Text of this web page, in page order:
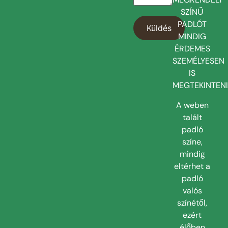
Minden Classen® laminált padlót szigorú
tesztek sorozatán vesznek át annak
érdekében, hogy megfeleljenek a nemzetközi
minőségi szabványoknak, ezért minden
termékre kiterjedt lakossági garanciát adunk.
A kiváló minőségű Authentic dombornyomott
szerkezetek elegáns kontrasztot és izgalmas
multi-fényes hatást mutatnak, amely a fényt
eltérően visszaverő matt és fényes elemekkel
emeli ki a szerkezet mélységét. A szinkron
pórusok követik a decor erezetét, vagyis
SZÍNŰ
PADLÓT
MINDIG
ÉRDEMES
SZEMÉLYESEN
IS
A weben
talált
padló
színe,
mindig
eltérhet a
padló
valós
színétől,
ezért